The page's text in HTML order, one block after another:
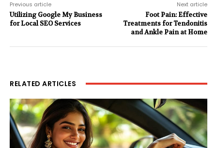
Previous article
Utilizing Google My Business
for Local SEO Services
Next article
Foot Pain: Effective
Treatments for Tendonitis
and Ankle Pain at Home
RELATED ARTICLES